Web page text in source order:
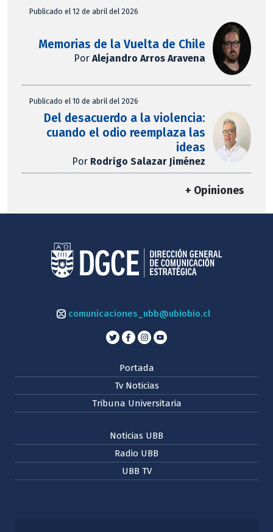
Publicado el 12 de abril del 2026
Memorias de la Vuelta de Chile
PorAlejandro Arros Aravena
Publicado el 10 de abril del 2026
Del desacuerdo a la violencia:
cuando el odio reemplaza las
ideas
Por Rodrigo Salazar Jiménez
+ Opiniones
comunicaciones_ubb@ubiobio.cl
Portada
Tv Noticias
Tribuna Universitaria
Noticias UBB
Radio UBB
UBB TV